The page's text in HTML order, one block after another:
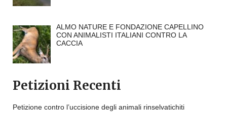
ALMO NATURE E FONDAZIONE CAPELLINO
CON ANIMALISTI ITALIANI CONTRO LA
CACCIA
Petizioni Recenti
Petizione contro l’uccisione degli animali rinselvatichiti